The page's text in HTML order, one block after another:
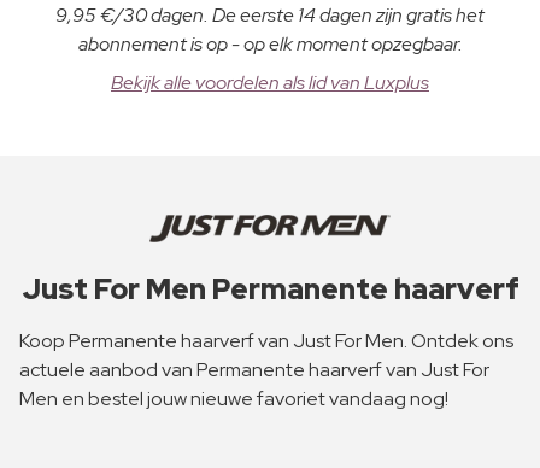
9,95 €/30 dagen. De eerste 14 dagen zijn gratis het
abonnement is op - op elk moment opzegbaar.
Bekijk alle voordelen als lid van Luxplus
Just For Men Permanente haarverf
Koop Permanente haarverf van Just For Men. Ontdek ons
actuele aanbod van Permanente haarverf van Just For
Men en bestel jouw nieuwe favoriet vandaag nog!